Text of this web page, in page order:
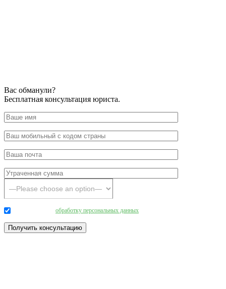
Вас обманули?
Бесплатная консультация юриста.
обработку персональных данных